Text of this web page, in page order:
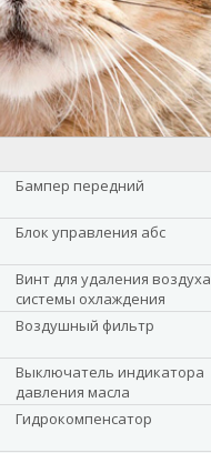
Бампер передний
Блок управления абс
Винт для удаления воздуха
системы охлаждения
Воздушный фильтр
Выключатель индикатора
давления масла
Гидрокомпенсатор